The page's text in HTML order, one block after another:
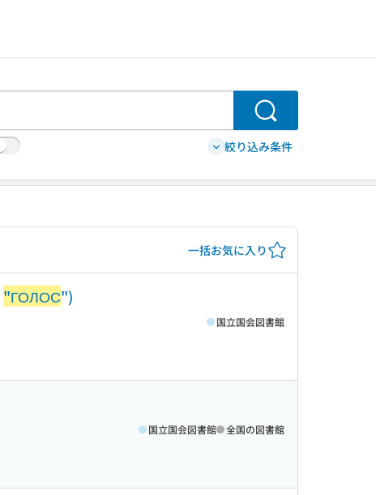
検索
絞り込み条件
一括お気に入り
"ГОЛОС")
国立国会図書館
国立国会図書館 全国の図書館